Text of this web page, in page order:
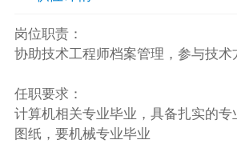
岗位职责：
协助技术工程师档案管理，参与技术
任职要求：
计算机相关专业毕业，具备扎实的
图纸，要机械专业毕业